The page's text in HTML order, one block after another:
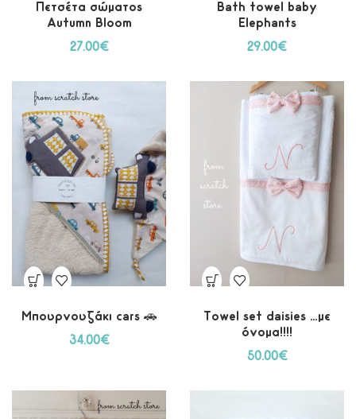
Πετσέτα σώματος
Autumn Bloom
27.00€
Bath towel baby
Elephants
29.00€
Μπουρνουζάκι cars 🚗
34.00€
Towel set daisies …με
όνομα!!!!
50.00€